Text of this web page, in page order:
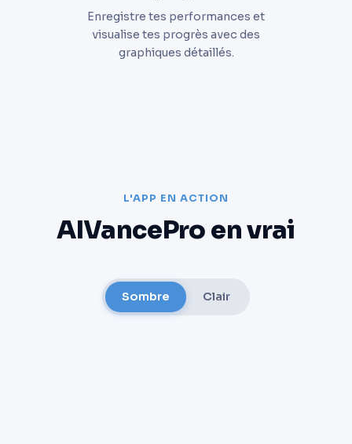
Enregistre tes performances et
visualise tes progrès avec des
graphiques détaillés.
L'APP EN ACTION
AIVancePro en vrai
Sombre Clair